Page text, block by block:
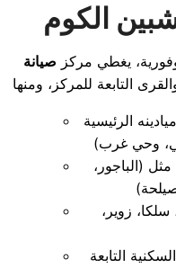
الكوم
يغطي مركز صيانة
الرئيسية
(الباجور،
زوير،
التابعة